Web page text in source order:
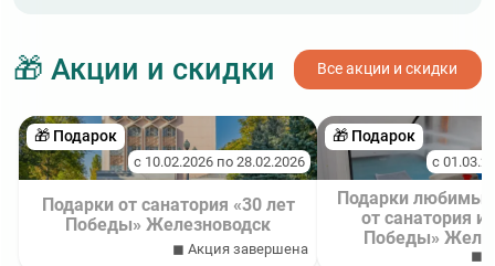
🎁 Акции и скидки Все акции и скидки
🎁 Подарок
с 10.02.2026 по 28.02.2026
Подарки от санатория «30 лет
Победы» Железноводск
◼ Акция завершена
🎁 Подарок
с
Подарки
от санатория
Победы»
◼